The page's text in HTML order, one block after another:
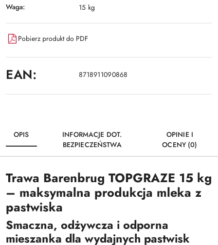
Waga: 15 kg
Pobierz produkt do PDF
EAN: 8718911090868
OPIS
INFORMACJE DOT.
BEZPIECZEŃSTWA
OPINIE I
OCENY (0)
Trawa Barenbrug TOPGRAZE 15 kg
– maksymalna produkcja mleka z
pastwiska
Smaczna, odżywcza i odporna
mieszanka dla wydajnych pastwisk